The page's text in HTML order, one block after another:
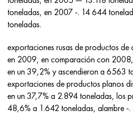
toneladas, en 2007 -. 14 644
toneladas.
exportaciones rusas de productos
en 2009, en comparación con
en un 39,2% y ascendieron a 6563
exportaciones de productos planos
en un 37,7% a 2.894 toneladas, los
48,6% a 1.642 toneladas, alambre -
Incotherm
incotest
Jette M152
Cobalto 6B
maraging 250
47ND
47НХР
49KF
49K2F, 49K2FA-VI
Aleación 50N
HN62VMYUT
HN62MVKYU
HN63MB
XN65VM
KhN65VMTYu
VT-35
PT-1M
PT-3V
PT-7M
2B
1.4466 - AISI 310MoLn
Aleación Al6xn
15-7Ph® - 1.4532
PH 13-8 meses - 1.4534
1.4542 - 17-4Ph®
10X17H13M3T
10X18N18Yu4D
11X11N2V2MF
12Х18Н9Т
13X11N2V2MF
2,0872, CuNi10Fe1Mn, Cw352h
Bronce aluminio silicio
CW301G, C64200
bronce de silicio
C65500, CuAl11Fe3
latón rojo
C84400, CuSn2ZnPb
C83600, CuSn5ZnPb
45G2, 45g2, AISI 1144
Aleación de acero estructural
10g2, 10g2, AISI 1513
12X2H4A, 15NiCr13, 1.5752
AC14, 11SMnPb30
Р6М5, 1.3343, hs6-5-2, sw7m
Р6М5К5, 1.3243, hs6-5-2-5
R6M5F3, 1.3344, hs6-5-3
9М4К8,1.3207
R12F3, 1.3318, sw12